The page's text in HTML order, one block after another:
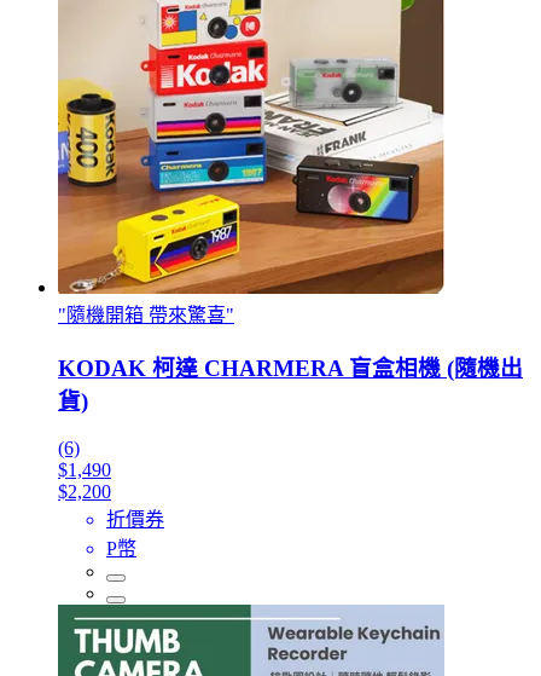
"隨機開箱 帶來驚喜"
KODAK 柯達 CHARMERA 盲盒相機 (隨機出
貨)
(6)
$1,490
$2,200
折價券
P幣